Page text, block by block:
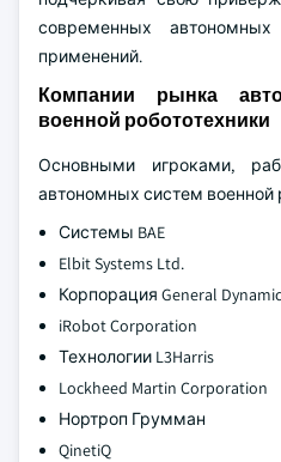
современных
применений.
Компании рынка
военной робототехники
Основными игроками,
автономных систем военной
Системы BAE
Elbit Systems Ltd.
Корпорация General
iRobot Corporation
Технологии L3Harris
Lockheed Martin Corporation
Нортроп Грумман
QinetiQ